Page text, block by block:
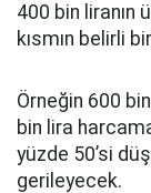
400 bin liranın
kısmın belirli
Örneğin 600
bin lira
yüzde 50’si
gerileyecek.